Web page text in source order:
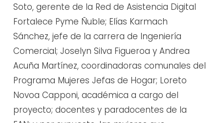
Soto, gerente de la Red de Asistencia Digital
Fortalece Pyme Ñuble; Elías Karmach
Sánchez, jefe de la carrera de Ingeniería
Comercial; Joselyn Silva Figueroa y Andrea
Acuña Martínez, coordinadoras comunales del
Programa Mujeres Jefas de Hogar; Loreto
Novoa Capponi, académica a cargo del
proyecto; docentes y paradocentes de la